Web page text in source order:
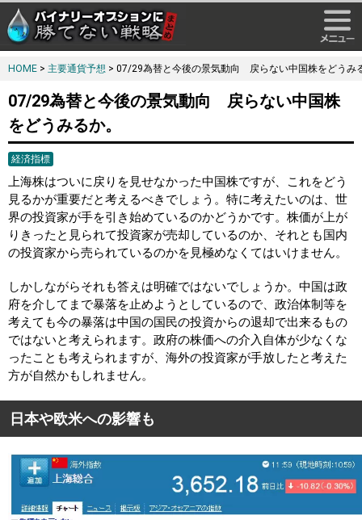
HOME > 主要通貨予想 > 07/29為替と今後の景気動向 戻らない中国株をどうみ
07/29為替と今後の景気動向 戻らない中国株
をどうみるか。
経済指標
上海株はついに戻りを見せなかった中国株ですが、これをどう
見るかが重要だと考えるべきでしょう。特に考えたいのは、世
界の投資家が手を引き始めているのかどうかです。株価が上が
りきったと見られて投資家が売却しているのか、それとも国内
の投資家から売られているのかを見極めなくてはいけません。
しかしながらそれも答えは明確ではないでしょうか。中国は政
府を介してまで暴落を止めようとしているので、政治体制等を
考えても今の暴落は中国の国民の投資からの退却で出来るもの
ではないと考えられます。政府の株価への介入自体が少なくな
ったことも考えられますが、海外の投資家が手放したと考えた
方が自然かもしれません。
日本や欧米への影響も